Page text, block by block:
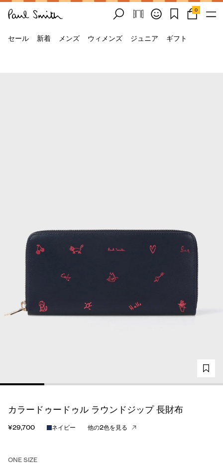
0
セール 新着 メンズ ウィメンズ ジュニア ギフト
カラードゥードゥル ラウンドジップ 長財布
¥29,700 ネイビー 他の2色を見る
ONE SIZE